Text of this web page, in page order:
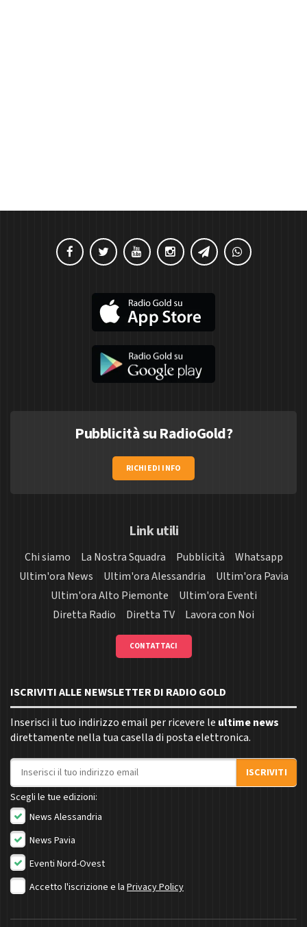
Pubblicità su RadioGold?
RICHIEDI INFO
Link utili
Chi siamo La Nostra Squadra Pubblicità
Whatsapp
Ultim'ora News
Ultim'ora Alessandria
Ultim'ora Pavia
Ultim'ora Alto Piemonte
Ultim'ora Eventi
Diretta Radio
Diretta TV Lavora con Noi
CONTATTACI
ISCRIVITI ALLE NEWSLETTER DI RADIO GOLD
Inserisci il tuo indirizzo email per ricevere le ultime news
direttamente nella tua casella di posta elettronica.
Indirizzo email
ISCRIVITI
Scegli le tue edizioni:
News Alessandria
News Pavia
Eventi Nord-Ovest
Accetto l'iscrizione e la Privacy Policy